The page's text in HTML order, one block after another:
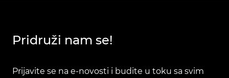
Pridruži nam se!
Prijavite se na e-novosti i budite u toku sa svim